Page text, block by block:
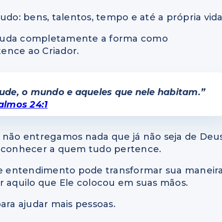
bens, talentos, tempo e até a própria
completamente a forma como
ao Criador.
o mundo e aqueles que nele habitam.”
24:1
entregamos nada que já não seja de
a quem tudo pertence.
entendimento pode transformar sua maneira
que Ele colocou em suas mãos.
ajudar mais pessoas.